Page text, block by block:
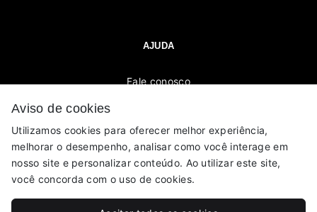
Aviso de cookies
Utilizamos cookies para oferecer melhor experiência,
melhorar o desempenho, analisar como você interage em
nosso site e personalizar conteúdo. Ao utilizar este site,
você concorda com o uso de cookies.
AJUDA
Fale conosco
Política de Troca e Devolução
Denuncie o Uso Ilegal de Marcas